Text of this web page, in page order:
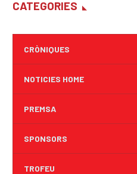
CATEGORIES
CRÒNIQUES
NOTICIES HOME
PREMSA
SPONSORS
TROFEU